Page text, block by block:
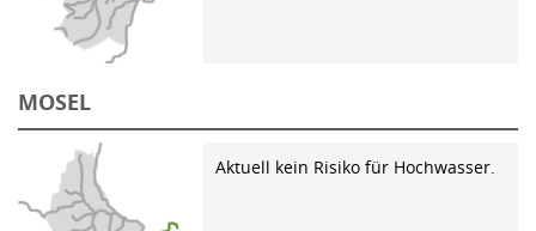
MOSEL
Aktuell kein Risiko für Hochwasser.